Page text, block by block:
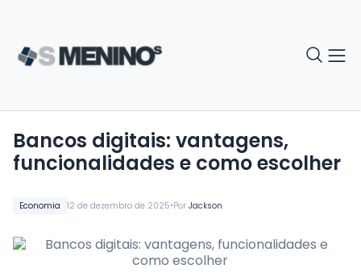
Economia 12 de dezembro de 2025•Por Jackson
Bancos digitais: vantagens,
funcionalidades e como escolher